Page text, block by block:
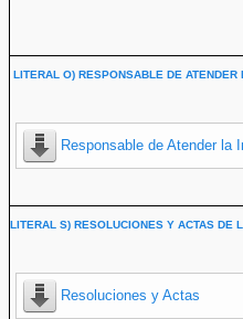
LITERAL O) RESPONSABLE DE ATENDER
Responsable de Atender la
LITERAL S) RESOLUCIONES Y ACTAS DE
Resoluciones y Actas